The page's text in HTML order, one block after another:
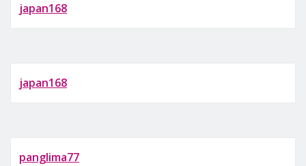
japan168
japan168
panglima77